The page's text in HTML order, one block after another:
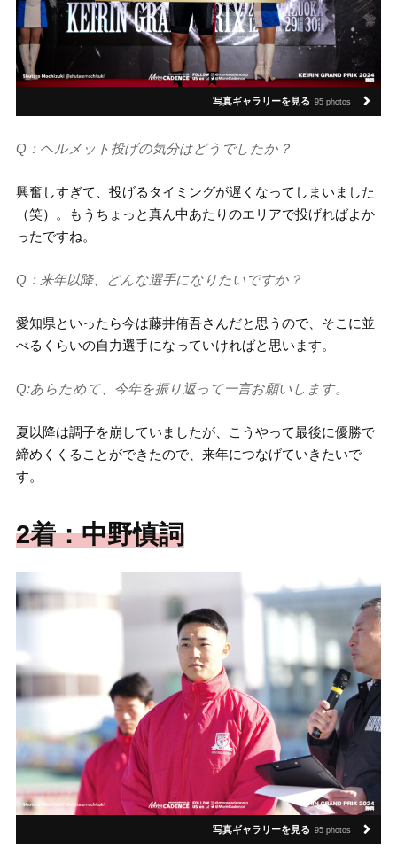
写真ギャラリーを見る 95 photos
Q：ヘルメット投げの気分はどうでしたか？
興奮しすぎて、投げるタイミングが遅くなってしまいました
（笑）。もうちょっと真ん中あたりのエリアで投げればよか
ったですね。
Q：来年以降、どんな選手になりたいですか？
愛知県といったら今は藤井侑吾さんだと思うので、そこに並
べるくらいの自力選手になっていければと思います。
Q:あらためて、今年を振り返って一言お願いします。
夏以降は調子を崩していましたが、こうやって最後に優勝で
締めくくることができたので、来年につなげていきたいで
す。
2着：中野慎詞
写真ギャラリーを見る 95 photos